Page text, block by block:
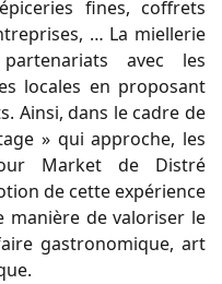
fines, coffrets
… La miellerie
avec les
locales en proposant
Ainsi, dans le cadre de
» qui approche, les
Market de Distré
de cette expérience
manière de valoriser le
gastronomique, art